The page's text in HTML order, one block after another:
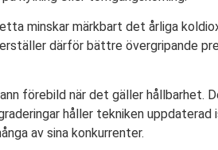
minskar märkbart det årliga
därför bättre övergripande
förebild när det gäller hållbarhet.
håller tekniken
av sina konkurrenter.